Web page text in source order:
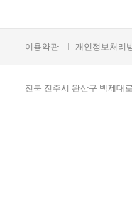
이용약관 개인정보처리
전북 전주시 완산구 백제대